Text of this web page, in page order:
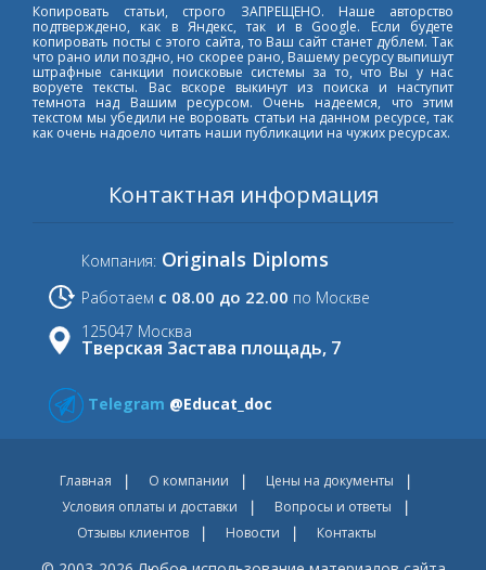
Копировать статьи, строго ЗАПРЕЩЕНО. Наше авторство
подтверждено, как в Яндекс, так и в Google. Если будете
копировать посты с этого сайта, то Ваш сайт станет дублем. Так
что рано или поздно, но скорее рано, Вашему ресурсу выпишут
штрафные санкции поисковые системы за то, что Вы у нас
воруете тексты. Вас вскоре выкинут из поиска и наступит
темнота над Вашим ресурсом. Очень надеемся, что этим
текстом мы убедили не воровать статьи на данном ресурсе, так
как очень надоело читать наши публикации на чужих ресурсах.
Контактная информация
Компания: Originals Diploms
Работаем с 08.00 до 22.00 по Москве
125047 Москва
Тверская Застава площадь, 7
Telegram @Educat_doc
Главная О компании
Цены на документы
Условия оплаты и доставки
Вопросы и ответы
Отзывы клиентов
Новости Контакты